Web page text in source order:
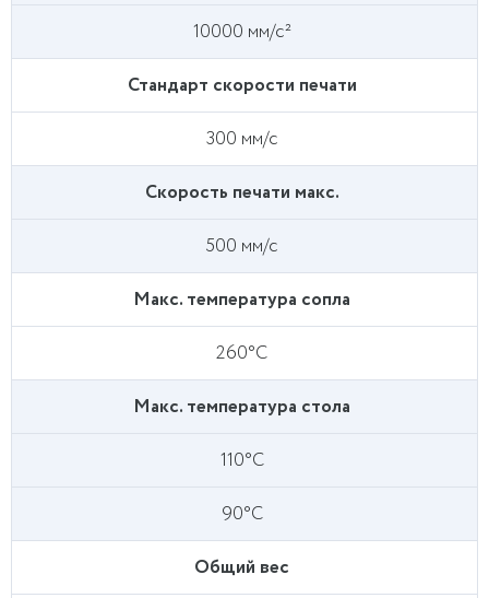
10000 мм/с²
Стандарт скорости печати
300 мм/с
Скорость печати макс.
500 мм/с
Макс. температура сопла
260°С
Макс. температура стола
110°С
90°С
Общий вес